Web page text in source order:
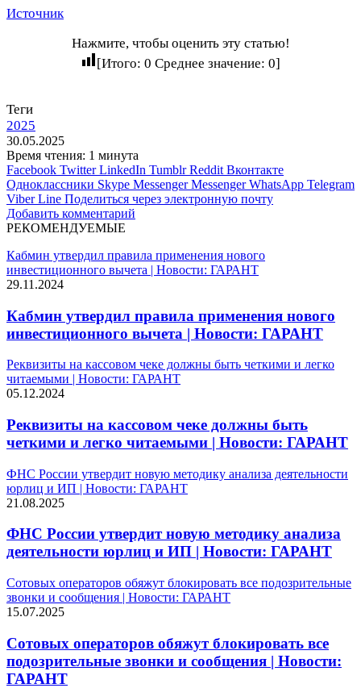
Источник
Нажмите, чтобы оценить эту статью!
[Итого: 0 Среднее значение: 0]
Теги
2025
30.05.2025
Время чтения: 1 минута
Facebook Twitter LinkedIn Tumblr Reddit Вконтакте
Одноклассники Skype Messenger Messenger WhatsApp Telegram
Viber Line Поделиться через электронную почту
Добавить комментарий
РЕКОМЕНДУЕМЫЕ
Кабмин утвердил правила применения нового
инвестиционного вычета | Новости: ГАРАНТ
29.11.2024
Кабмин утвердил правила применения нового
инвестиционного вычета | Новости: ГАРАНТ
Реквизиты на кассовом чеке должны быть четкими и легко
читаемыми | Новости: ГАРАНТ
05.12.2024
Реквизиты на кассовом чеке должны быть
четкими и легко читаемыми | Новости: ГАРАНТ
ФНС России утвердит новую методику анализа деятельности
юрлиц и ИП | Новости: ГАРАНТ
21.08.2025
ФНС России утвердит новую методику анализа
деятельности юрлиц и ИП | Новости: ГАРАНТ
Сотовых операторов обяжут блокировать все подозрительные
звонки и сообщения | Новости: ГАРАНТ
15.07.2025
Сотовых операторов обяжут блокировать все
подозрительные звонки и сообщения | Новости:
ГАРАНТ